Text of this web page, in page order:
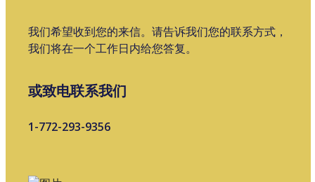
我们希望收到您的来信。请告诉我们您的联系方式，
我们将在一个工作日内给您答复。
或致电联系我们
1-772-293-9356